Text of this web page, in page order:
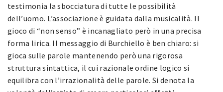
testimonia la sbocciatura di tutte le possibilità
dell’uomo. L’associazione è guidata dalla musicalità. Il
gioco di “non senso” è incanagliato però in una precisa
forma lirica. Il messaggio di Burchiello è ben chiaro: si
gioca sulle parole mantenendo però una rigorosa
struttura sintattica, il cui razionale ordine logico si
equilibra con l’irrazionalità delle parole. Si denota la